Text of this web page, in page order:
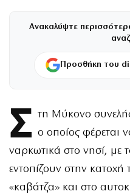
Ανακαλύψτε
Προσθήκη του
Σ τη Μύκονο
ο οποίος φέρεται
ναρκωτικά στο νησί, με
εντοπίζουν στην κατοχή
«καβάτζα» και στο